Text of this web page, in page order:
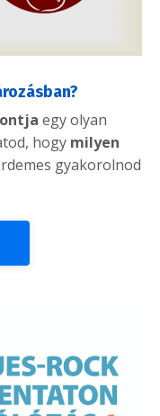
egy olyan
hogy milyen
gyakorolnod